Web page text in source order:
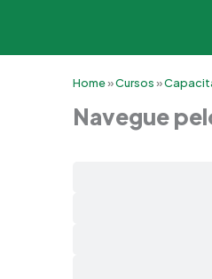
Home»Cursos»
Navegue